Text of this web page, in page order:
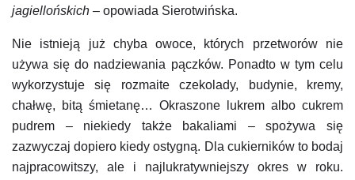
jagiellońskich – opowiada Sierotwińska.
Nie istnieją już chyba owoce, których przetworów nie
używa się do nadziewania pączków. Ponadto w tym celu
wykorzystuje się rozmaite czekolady, budynie, kremy,
chałwę, bitą śmietanę… Okraszone lukrem albo cukrem
pudrem – niekiedy także bakaliami – spożywa się
zazwyczaj dopiero kiedy ostygną. Dla cukierników to bodaj
najpracowitszy, ale i najlukratywniejszy okres w roku.